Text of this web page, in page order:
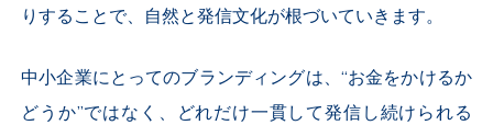
りすることで、自然と発信文化が根づいていきます。
中小企業にとってのブランディングは、“お金をかけるか
どうか”ではなく、どれだけ一貫して発信し続けられる